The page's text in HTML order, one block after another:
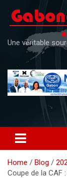
content
Une véritable
Home Blog
Coupe de la CAF